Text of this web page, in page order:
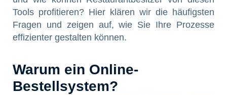
Tools profitieren? Hier klären wir die häufigsten
Fragen und zeigen auf, wie Sie Ihre Prozesse
effizienter gestalten können.
Warum ein Online-
Bestellsystem?